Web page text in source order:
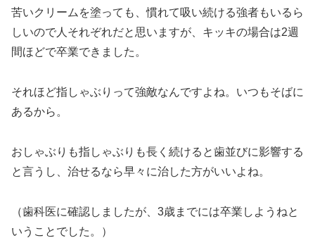
苦いクリームを塗っても、慣れて吸い続ける強者もいるら
しいので人それぞれだと思いますが、キッキの場合は2週
間ほどで卒業できました。
それほど指しゃぶりって強敵なんですよね。いつもそばに
あるから。
おしゃぶりも指しゃぶりも長く続けると歯並びに影響する
と言うし、治せるなら早々に治した方がいいよね。
（歯科医に確認しましたが、3歳までには卒業しようねと
いうことでした。）